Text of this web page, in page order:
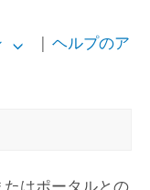
ヘルプのア
はポータルとの